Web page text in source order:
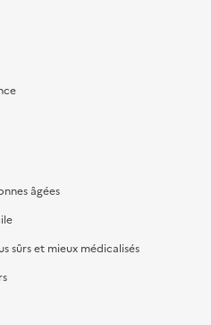
âgées
sûrs et mieux médicalisés